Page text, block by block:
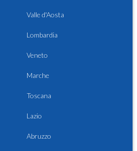
Valle d'Aosta
Lombardia
Veneto
Marche
Toscana
Lazio
Abruzzo